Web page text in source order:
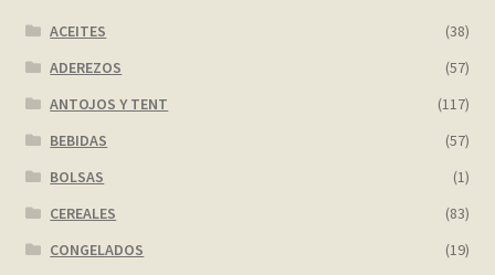
ACEITES
(38)
ADEREZOS
(57)
ANTOJOS Y TENT
(117)
BEBIDAS
(57)
BOLSAS
(1)
CEREALES
(83)
CONGELADOS
(19)